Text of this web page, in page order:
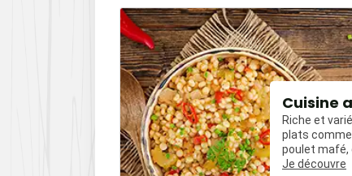
Cuisine
Riche et
plats comme
poulet mafé,
influences
Je découvre